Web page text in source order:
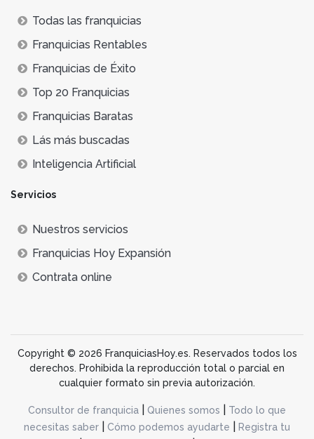
Todas las franquicias
Franquicias Rentables
Franquicias de Éxito
Top 20 Franquicias
Franquicias Baratas
Lás más buscadas
Inteligencia Artificial
Servicios
Nuestros servicios
Franquicias Hoy Expansión
Contrata online
Copyright © 2026 FranquiciasHoy.es. Reservados todos los
derechos. Prohibida la reproducción total o parcial en
cualquier formato sin previa autorización.
Consultor de franquicia Quienes somos
Todo lo que
necesitas saber
Cómo podemos ayudarte
Registra tu